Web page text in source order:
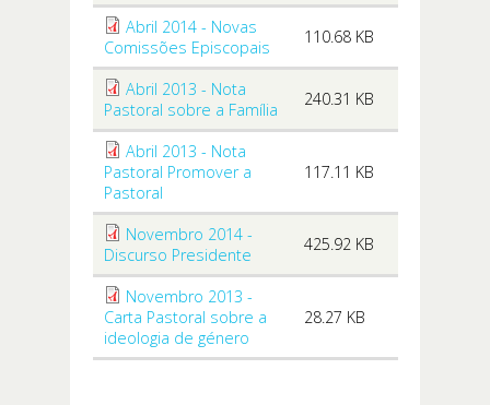
Abril 2014 - Novas
Comissões Episcopais
110.68 KB
Abril 2013 - Nota
Pastoral sobre a Família
240.31 KB
Abril 2013 - Nota
Pastoral Promover a
Pastoral
117.11 KB
Novembro 2014 -
Discurso Presidente
425.92 KB
Novembro 2013 -
Carta Pastoral sobre a
ideologia de género
28.27 KB